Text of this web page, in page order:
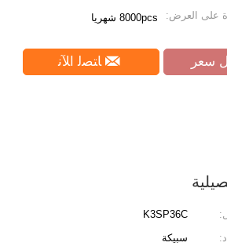
على العرض: 8000pcs شهريا
سعر ﺎﺘﺼﻟ ﺍﻶﻧ
K3SP36C
سبيكة